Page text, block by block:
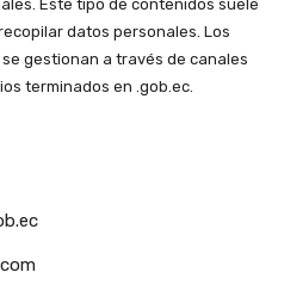
Este tipo de contenidos suele
datos personales. Los
gestionan a través de canales
terminados en .gob.ec.